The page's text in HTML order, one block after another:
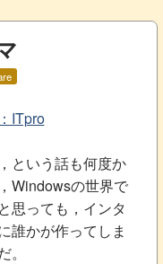
ITpro
という話も何度か
Windowsの世界で
思っても，インタ
誰かが作ってしま